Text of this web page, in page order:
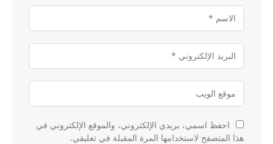
احفظ اسمي، بريدي الإلكتروني، والموقع الإلكتروني في
هذا المتصفح لاستخدامها المرة المقبلة في تعليقي.